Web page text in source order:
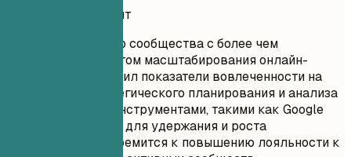
Удачный вариант
Старший менеджер сообщества с более чем
девятилетним опытом масштабирования онлайн-
сообществ. Увеличил показатели вовлеченности на
30% за счет стратегического планирования и анализа
данных. Владеет инструментами, такими как Google
Analytics, Mixpanel, для удержания и роста
пользователей. Стремится к повышению лояльности к